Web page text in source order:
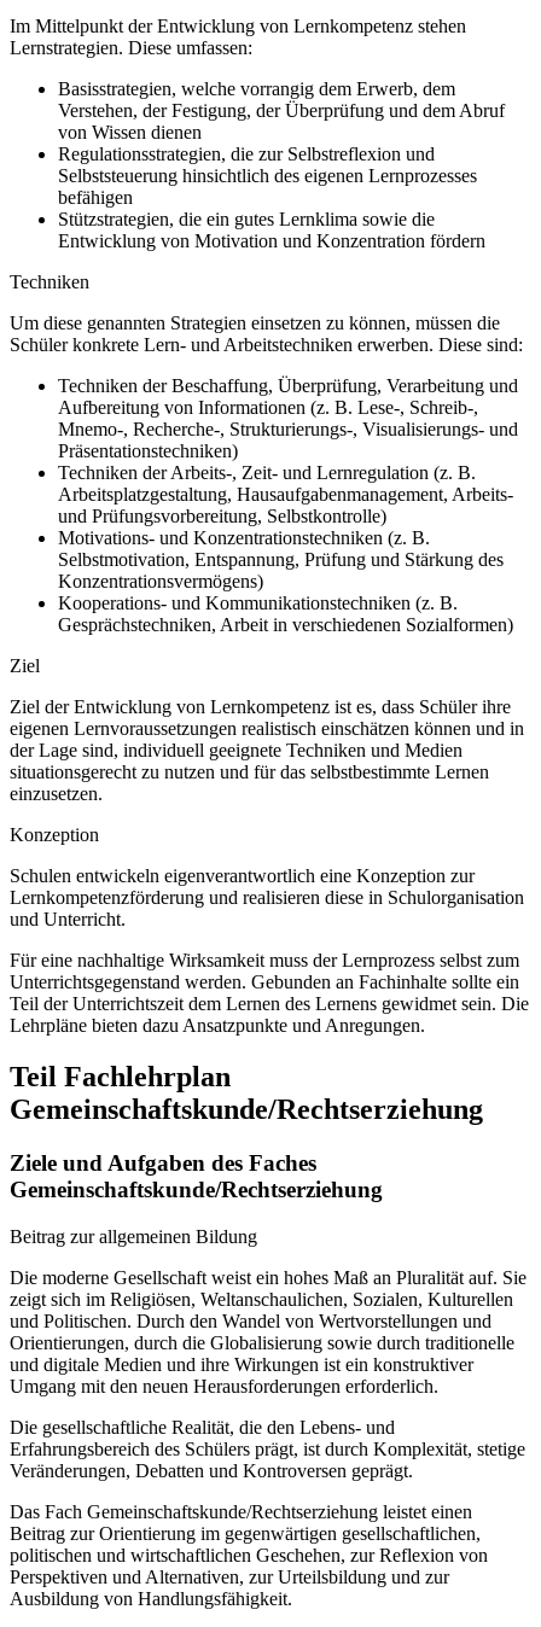
Im Mittelpunkt der Entwicklung von Lernkompetenz stehen
Lernstrategien. Diese umfassen:
Basisstrategien, welche vorrangig dem Erwerb, dem
Verstehen, der Festigung, der Überprüfung und dem Abruf
von Wissen dienen
Regulationsstrategien, die zur Selbstreflexion und
Selbststeuerung hinsichtlich des eigenen Lernprozesses
befähigen
Stützstrategien, die ein gutes Lernklima sowie die
Entwicklung von Motivation und Konzentration fördern
Techniken
Um diese genannten Strategien einsetzen zu können, müssen die
Schüler konkrete Lern- und Arbeitstechniken erwerben. Diese sind:
Techniken der Beschaffung, Überprüfung, Verarbeitung und
Aufbereitung von Informationen (z. B. Lese-, Schreib-,
Mnemo-, Recherche-, Strukturierungs-, Visualisierungs- und
Präsentationstechniken)
Techniken der Arbeits-, Zeit- und Lernregulation (z. B.
Arbeitsplatzgestaltung, Hausaufgabenmanagement, Arbeits-
und Prüfungsvorbereitung, Selbstkontrolle)
Motivations- und Konzentrationstechniken (z. B.
Selbstmotivation, Entspannung, Prüfung und Stärkung des
Konzentrationsvermögens)
Kooperations- und Kommunikationstechniken (z. B.
Gesprächstechniken, Arbeit in verschiedenen Sozialformen)
Ziel
Ziel der Entwicklung von Lernkompetenz ist es, dass Schüler ihre
eigenen Lernvoraussetzungen realistisch einschätzen können und in
der Lage sind, individuell geeignete Techniken und Medien
situationsgerecht zu nutzen und für das selbstbestimmte Lernen
einzusetzen.
Konzeption
Schulen entwickeln eigenverantwortlich eine Konzeption zur
Lernkompetenzförderung und realisieren diese in Schulorganisation
und Unterricht.
Für eine nachhaltige Wirksamkeit muss der Lernprozess selbst zum
Unterrichtsgegenstand werden. Gebunden an Fachinhalte sollte ein
Teil der Unterrichtszeit dem Lernen des Lernens gewidmet sein. Die
Lehrpläne bieten dazu Ansatzpunkte und Anregungen.
Teil Fachlehrplan
Gemeinschaftskunde/Rechtserziehung
Ziele und Aufgaben des Faches
Gemeinschaftskunde/Rechtserziehung
Beitrag zur allgemeinen Bildung
Die moderne Gesellschaft weist ein hohes Maß an Pluralität auf. Sie
zeigt sich im Religiösen, Weltanschaulichen, Sozialen, Kulturellen
und Politischen. Durch den Wandel von Wertvorstellungen und
Orientierungen, durch die Globalisierung sowie durch traditionelle
und digitale Medien und ihre Wirkungen ist ein konstruktiver
Umgang mit den neuen Herausforderungen erforderlich.
Die gesellschaftliche Realität, die den Lebens- und
Erfahrungsbereich des Schülers prägt, ist durch Komplexität, stetige
Veränderungen, Debatten und Kontroversen geprägt.
Das Fach Gemeinschaftskunde/Rechtserziehung leistet einen
Beitrag zur Orientierung im gegenwärtigen gesellschaftlichen,
politischen und wirtschaftlichen Geschehen, zur Reflexion von
Perspektiven und Alternativen, zur Urteilsbildung und zur
Ausbildung von Handlungsfähigkeit.